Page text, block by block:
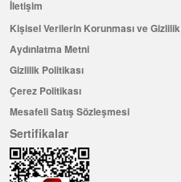
İletişim
Kişisel Verilerin Korunması ve Gizlilik
Aydınlatma Metni
Gizlilik Politikası
Çerez Politikası
Mesafeli Satış Sözleşmesi
Sertifikalar